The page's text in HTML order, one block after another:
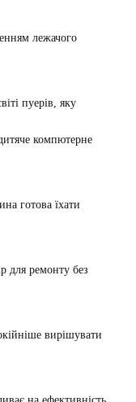
лежачого
пуерів, яку
компютерне
готова їхати
для ремонту без
вирішувати